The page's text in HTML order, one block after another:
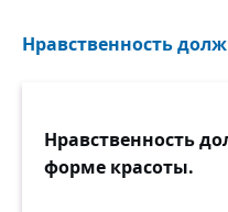
Нравственность
Нравственность
форме красоты.